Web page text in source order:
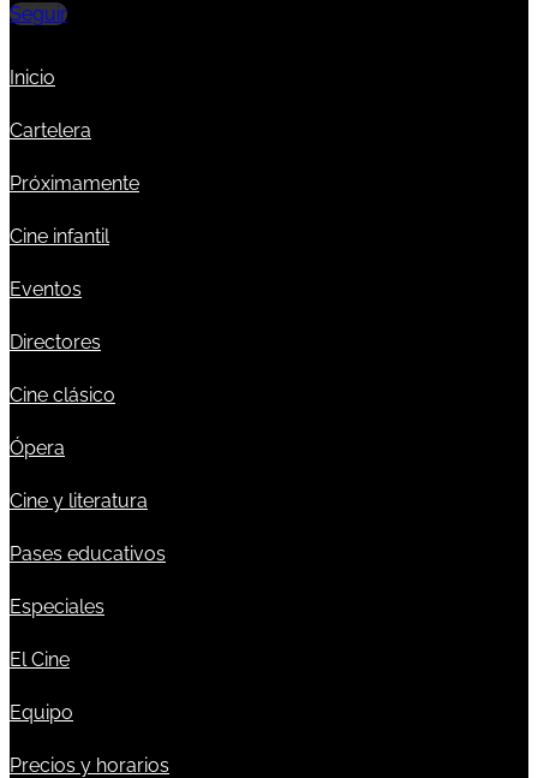
Seguir
Inicio
Cartelera
Próximamente
Cine infantil
Eventos
Directores
Cine clásico
Ópera
Cine y literatura
Pases educativos
Especiales
El Cine
Equipo
Precios y horarios